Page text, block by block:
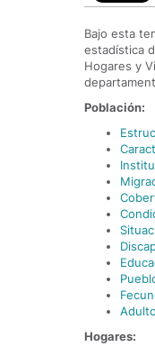
Bajo esta
estadística
Hogares y
Población:
Hogares: